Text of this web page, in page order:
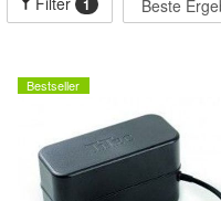
1
Bestseller